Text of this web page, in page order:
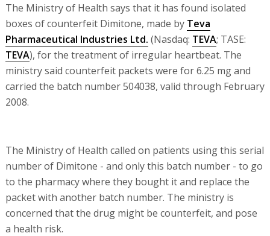
The Ministry of Health says that it has found isolated
boxes of counterfeit Dimitone, made by Teva
Pharmaceutical Industries Ltd. (Nasdaq: TEVA; TASE:
TEVA), for the treatment of irregular heartbeat. The
ministry said counterfeit packets were for 6.25 mg and
carried the batch number 504038, valid through February
2008.
The Ministry of Health called on patients using this serial
number of Dimitone - and only this batch number - to go
to the pharmacy where they bought it and replace the
packet with another batch number. The ministry is
concerned that the drug might be counterfeit, and pose
a health risk.